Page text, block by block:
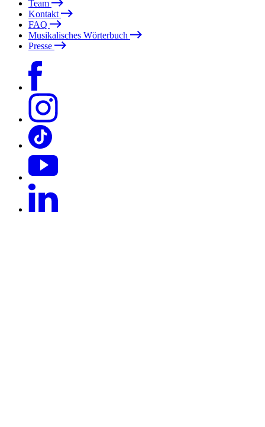
Team
Kontakt
FAQ
Musikalisches Wörterbuch
Presse